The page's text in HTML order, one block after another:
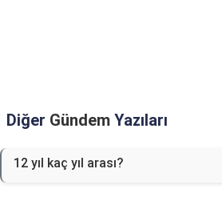
Diğer Gündem Yazıları
12 yıl kaç yıl arası?